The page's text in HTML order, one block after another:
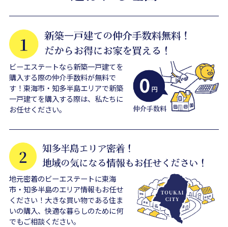
ビーエステートなら新築一戸建てを
購入する際の仲介手数料が無料で
す！東海市・知多半島エリアで新築
一戸建てを購入する際は、私たちに
お任せください。
地元密着のビーエステートに東海
市・知多半島のエリア情報もお任せ
ください！大きな買い物である住ま
いの購入、快適な暮らしのために何
でもご相談ください。